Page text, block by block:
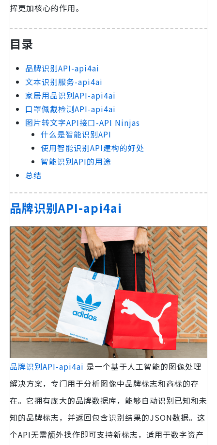
挥更加核心的作用。
目录
品牌识别API-api4ai
文本识别服务-api4ai
家居用品识别API-api4ai
口罩佩戴检测API-api4ai
图片转文字API接口-API Ninjas
什么是智能识别API
使用智能识别API建构的好处
智能识别API的用途
总结
品牌识别API-api4ai
品牌识别API-api4ai 是一个基于人工智能的图像处理
解决方案，专门用于分析图像中品牌标志和商标的存
在。它拥有庞大的品牌数据库，能够自动识别已知和未
知的品牌标志，并返回包含识别结果的JSON数据。这
个API无需额外操作即可支持新标志，适用于数字资产